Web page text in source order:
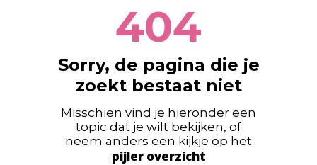
404
Sorry, de pagina die je
zoekt bestaat niet
Misschien vind je hieronder een
topic dat je wilt bekijken, of
neem anders een kijkje op het
pijler overzicht